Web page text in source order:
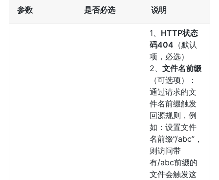
参数 是否必选 说明
1、 HTTP状态
码404 （默认
项，必选）
2、 文件名前缀
（可选项）：
通过请求的文
件名前缀触发
回源规则，例
如：设置文件
名前缀”/abc”，
则访问带
有/abc前缀的
文件会触发这